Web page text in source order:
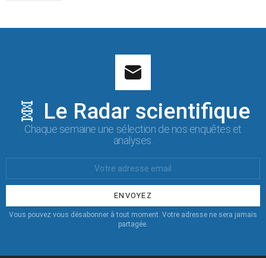
🧬 Le Radar scientifique
Chaque semaine une sélection de nos enquêtes et
analyses.
:
Vous pouvez vous désabonner à tout moment. Votre adresse ne sera jamais
partagée.